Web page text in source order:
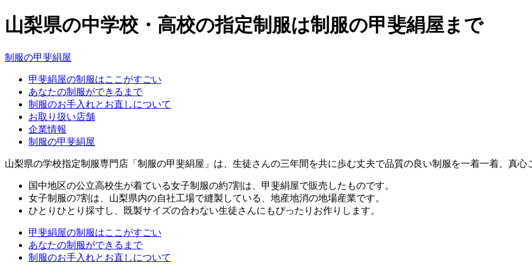
山梨県の中学校・高校の指定制服は制服の甲斐絹屋まで
制服の甲斐絹屋
甲斐絹屋の制服はここがすごい
あなたの制服ができるまで
制服のお手入れとお直しについて
お取り扱い店舗
企業情報
制服の甲斐絹屋
山梨県の学校指定制服専門店「制服の甲斐絹屋」は、生徒さんの三年間を共に歩む丈夫で品質の良い制服を一着一着、真心
国中地区の公立高校生が着ている女子制服の約7割は、甲斐絹屋で販売したものです。
女子制服の7割は、山梨県内の自社工場で縫製している、地産地消の地場産業です。
ひとりひとり採寸し、既製サイズの合わない生徒さんにもぴったりお作りします。
甲斐絹屋の制服はここがすごい
あなたの制服ができるまで
制服のお手入れとお直しについて